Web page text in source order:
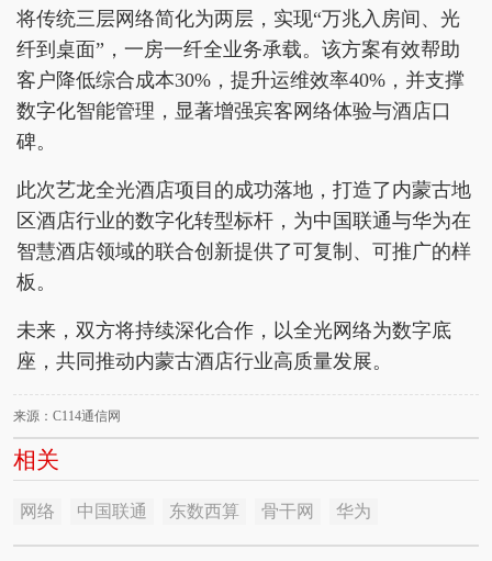
将传统三层网络简化为两层，实现“万兆入房间、光
纤到桌面”，一房一纤全业务承载。该方案有效帮助
客户降低综合成本30%，提升运维效率40%，并支撑
数字化智能管理，显著增强宾客网络体验与酒店口
碑。
此次艺龙全光酒店项目的成功落地，打造了内蒙古地
区酒店行业的数字化转型标杆，为中国联通与华为在
智慧酒店领域的联合创新提供了可复制、可推广的样
板。
未来，双方将持续深化合作，以全光网络为数字底
座，共同推动内蒙古酒店行业高质量发展。
来源：C114通信网
相关
网络 中国联通 东数西算 骨干网 华为